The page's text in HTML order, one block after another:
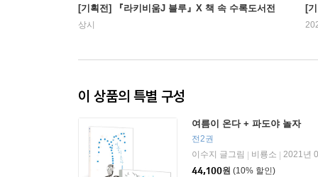
[기획전] 『라키비움J 블루』X 책 속 수록도서전
상시
[
이 상품의 특별 구성
여름이 온다 + 파도야 놀자
전2권
이수지 글그림
비룡소
2021년
44,100원 (10% 할인)